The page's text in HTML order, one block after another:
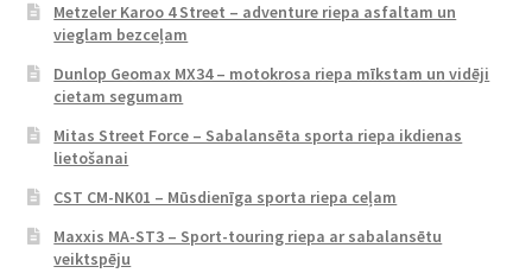
Metzeler Karoo 4 Street – adventure riepa asfaltam un
vieglam bezceļam
Dunlop Geomax MX34 – motokrosa riepa mīkstam un vidēji
cietam segumam
Mitas Street Force – Sabalansēta sporta riepa ikdienas
lietošanai
CST CM-NK01 – Mūsdienīga sporta riepa ceļam
Maxxis MA-ST3 – Sport-touring riepa ar sabalansētu
veiktspēju